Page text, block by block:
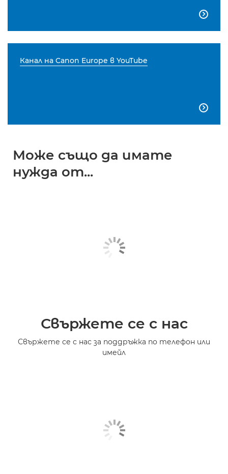

Канал на Canon Europe в YouTube

Може също да имате
нужда от...
Свържете се с нас
Свържете се с нас за поддръжка по телефон или
имейл